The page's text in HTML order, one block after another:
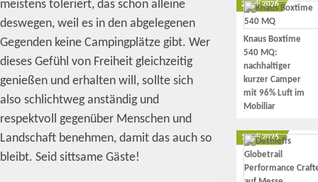
meistens toleriert, das schon alleine
deswegen, weil es in den abgelegenen
Gegenden keine Campingplätze gibt. Wer
dieses Gefühl von Freiheit gleichzeitig
genießen und erhalten will, sollte sich
also schlichtweg anständig und
respektvoll gegenüber Menschen und
Landschaft benehmen, damit das auch so
bleibt. Seid sittsame Gäste!
2. Juli 2026
Knaus Boxtime
540 MQ:
nachhaltiger
kurzer Camper
mit 96% Luft im
Mobiliar
1. Juli 2026